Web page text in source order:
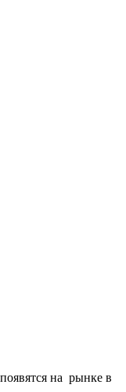
на рынке в